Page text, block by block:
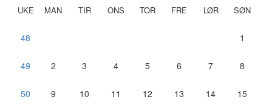
UKE MAN TIR ONS TOR FRE LØR SØN
48 1
49 2 3 4 5 6 7 8
50 9 10 11 12 13 14 15